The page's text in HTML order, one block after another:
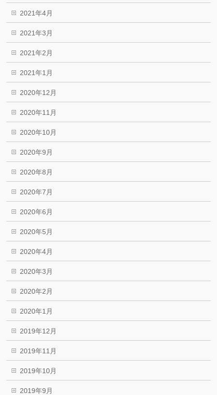
2021年4月
2021年3月
2021年2月
2021年1月
2020年12月
2020年11月
2020年10月
2020年9月
2020年8月
2020年7月
2020年6月
2020年5月
2020年4月
2020年3月
2020年2月
2020年1月
2019年12月
2019年11月
2019年10月
2019年9月